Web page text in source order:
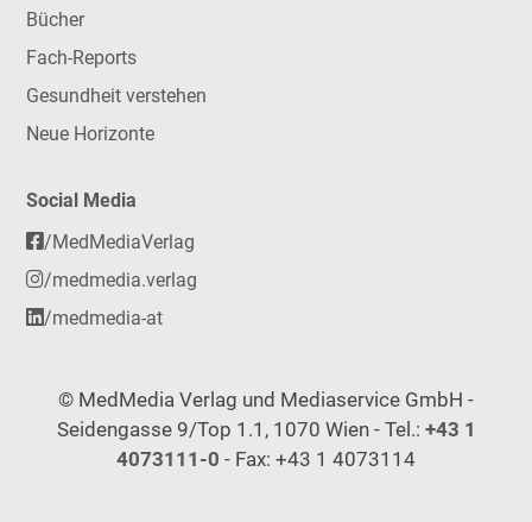
Bücher
Fach-Reports
Gesundheit verstehen
Neue Horizonte
Social Media
/MedMediaVerlag
/medmedia.verlag
/medmedia-at
© MedMedia Verlag und Mediaservice GmbH -
Seidengasse 9/Top 1.1, 1070 Wien - Tel.: +43 1
4073111-0 - Fax: +43 1 4073114